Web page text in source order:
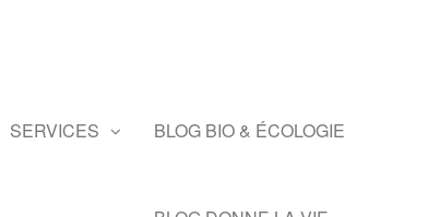
SERVICES BLOG BIO & ÉCOLOGIE